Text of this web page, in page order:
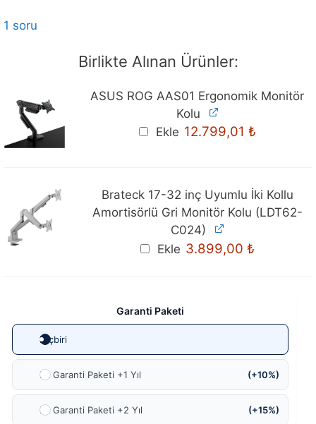
1 soru
Birlikte Alınan Ürünler:
ASUS ROG AAS01 Ergonomik Monitör
Kolu
Ekle 12.799,01 ₺
Brateck 17-32 inç Uyumlu İki Kollu
Amortisörlü Gri Monitör Kolu (LDT62-
C024)
Ekle 3.899,00 ₺
Garanti Paketi
Hiçbiri
Ek Garanti Paketi +1 Yıl (+10%)
Ek Garanti Paketi +2 Yıl (+15%)